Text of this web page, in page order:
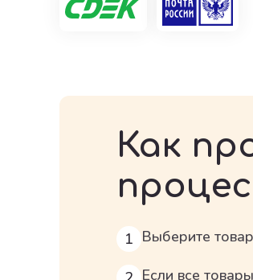
Как
1 Выберите
Если все